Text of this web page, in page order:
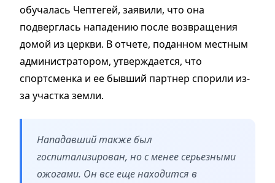
обучалась Чептегей, заявили, что она
подверглась нападению после возвращения
домой из церкви. В отчете, поданном местным
администратором, утверждается, что
спортсменка и ее бывший партнер спорили из-
за участка земли.
Нападавший также был
госпитализирован, но с менее серьезными
ожогами. Он все еще находится в